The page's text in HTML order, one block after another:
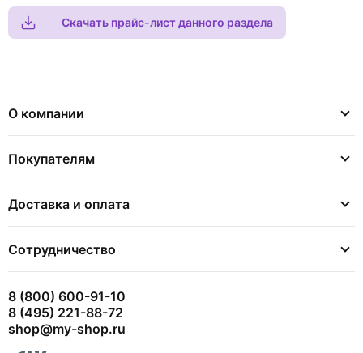
Скачать прайс-лист данного раздела
О компании
Покупателям
Доставка и оплата
Сотрудничество
8 (800) 600-91-10
8 (495) 221-88-72
shop@my-shop.ru